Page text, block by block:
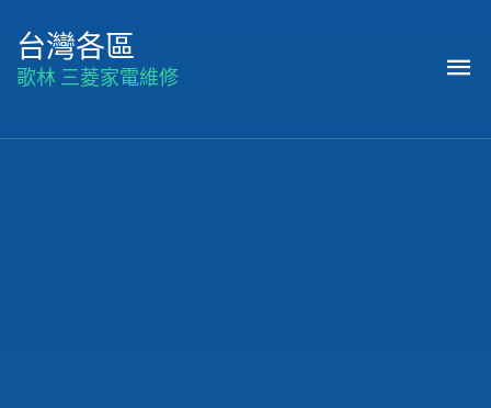
台灣各區
歌林 三菱家電維修